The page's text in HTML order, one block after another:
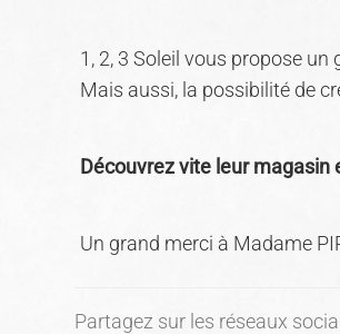
1, 2, 3 Soleil vous propose
Mais aussi, la possibilité de
Découvrez vite leur magasin
Un grand merci à Madame
Partagez sur les réseaux